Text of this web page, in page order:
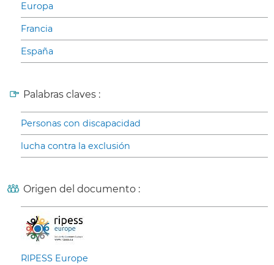
Europa
Francia
España
Palabras claves :
Personas con discapacidad
lucha contra la exclusión
Origen del documento :
RIPESS Europe